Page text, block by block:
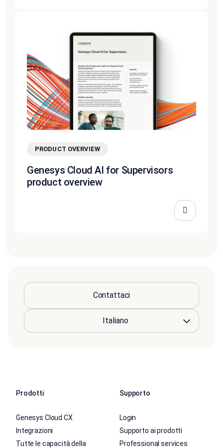
PRODUCT OVERVIEW
Genesys Cloud AI for Supervisors
product overview
Contattaci
Prodotti
Genesys Cloud CX
Integrazioni
Tutte le capacità della
Supporto
Login
Supporto ai prodotti
Professional services